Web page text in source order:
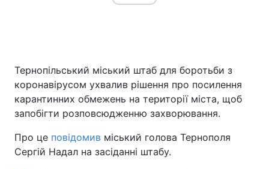
Тернопільський міський штаб для боротьби з
коронавірусом ухвалив рішення про посилення
карантинних обмежень на території міста, щоб
запобігти розповсюдженню захворювання.
Про це повідомив міський голова Тернополя
Сергій Надал на засіданні штабу.